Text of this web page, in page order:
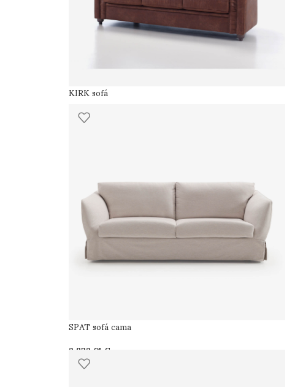
KIRK sofá
SPAT sofá cama
€